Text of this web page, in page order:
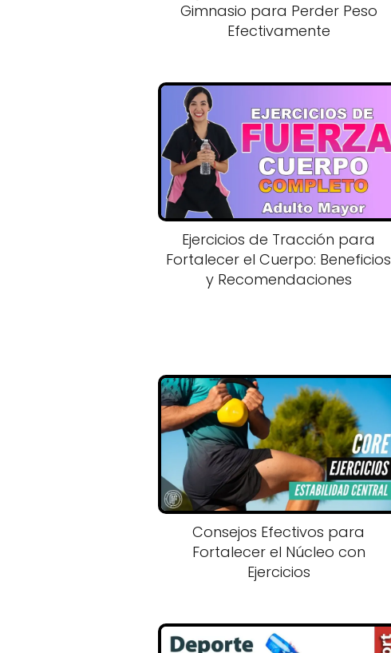
Gimnasio para Perder Peso
Efectivamente
Ejercicios de Tracción para
Fortalecer el Cuerpo: Beneficios
y Recomendaciones
Consejos Efectivos para
Fortalecer el Núcleo con
Ejercicios